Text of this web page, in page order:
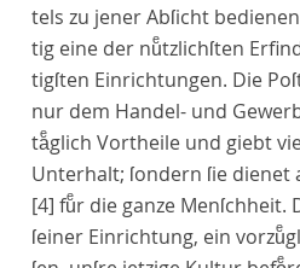
tels zu jener Abſicht
tig eine der nuͤtzlichſten
tigſten Einrichtungen. Die
nur dem Handel- und
taͤglich Vortheile und giebt
Unterhalt; ſondern ſie
[4] fuͤr die ganze Menſchheit.
ſeiner Einrichtung, ein